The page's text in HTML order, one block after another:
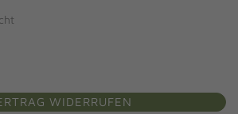
WIDERRUFEN